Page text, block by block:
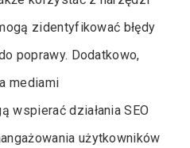
zidentyfikować błędy
poprawy. Dodatkowo,
mediami
wspierać działania SEO
użytkowników